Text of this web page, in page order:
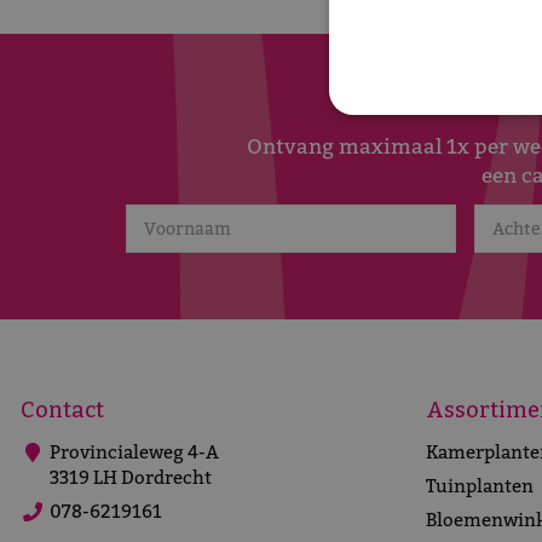
Ontvang maximaal 1x per
een
Contact
Provincialeweg 4-A
3319 LH Dordrecht
078-6219161
Tuinplanten